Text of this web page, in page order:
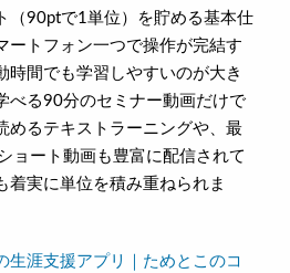
（90ptで1単位）を貯める基本仕
ートフォン一つで操作が完結す
時間でも学習しやすいのが大き
べる90分のセミナー動画だけで
めるテキストラーニングや、最
ョート動画も豊富に配信されて
着実に単位を積み重ねられま
生涯支援アプリ｜ためとこのコ